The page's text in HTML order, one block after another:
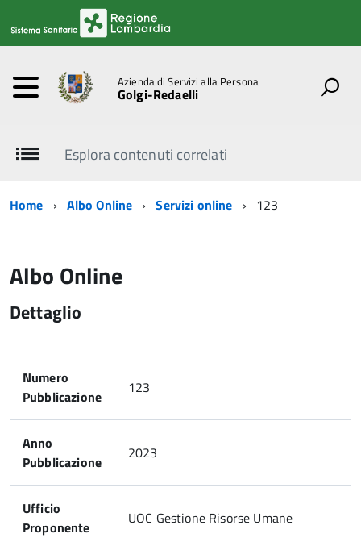
Azienda di Servizi alla Persona
Golgi-Redaelli
Esplora contenuti correlati
Home Albo Online Servizi online 123
Albo Online
Dettaglio
Numero
Pubblicazione
123
Anno
Pubblicazione
2023
Ufficio
Proponente
UOC Gestione Risorse Umane